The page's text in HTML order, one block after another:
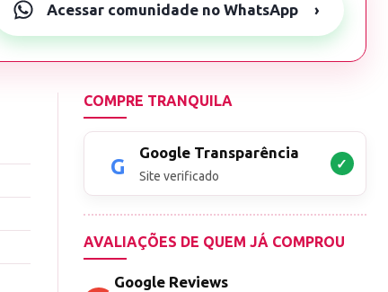
Acessar comunidade no WhatsApp ›
COMPRE TRANQUILA
Google Transparência
Site verificado
✓
AVALIAÇÕES DE QUEM JÁ COMPROU
Google Reviews